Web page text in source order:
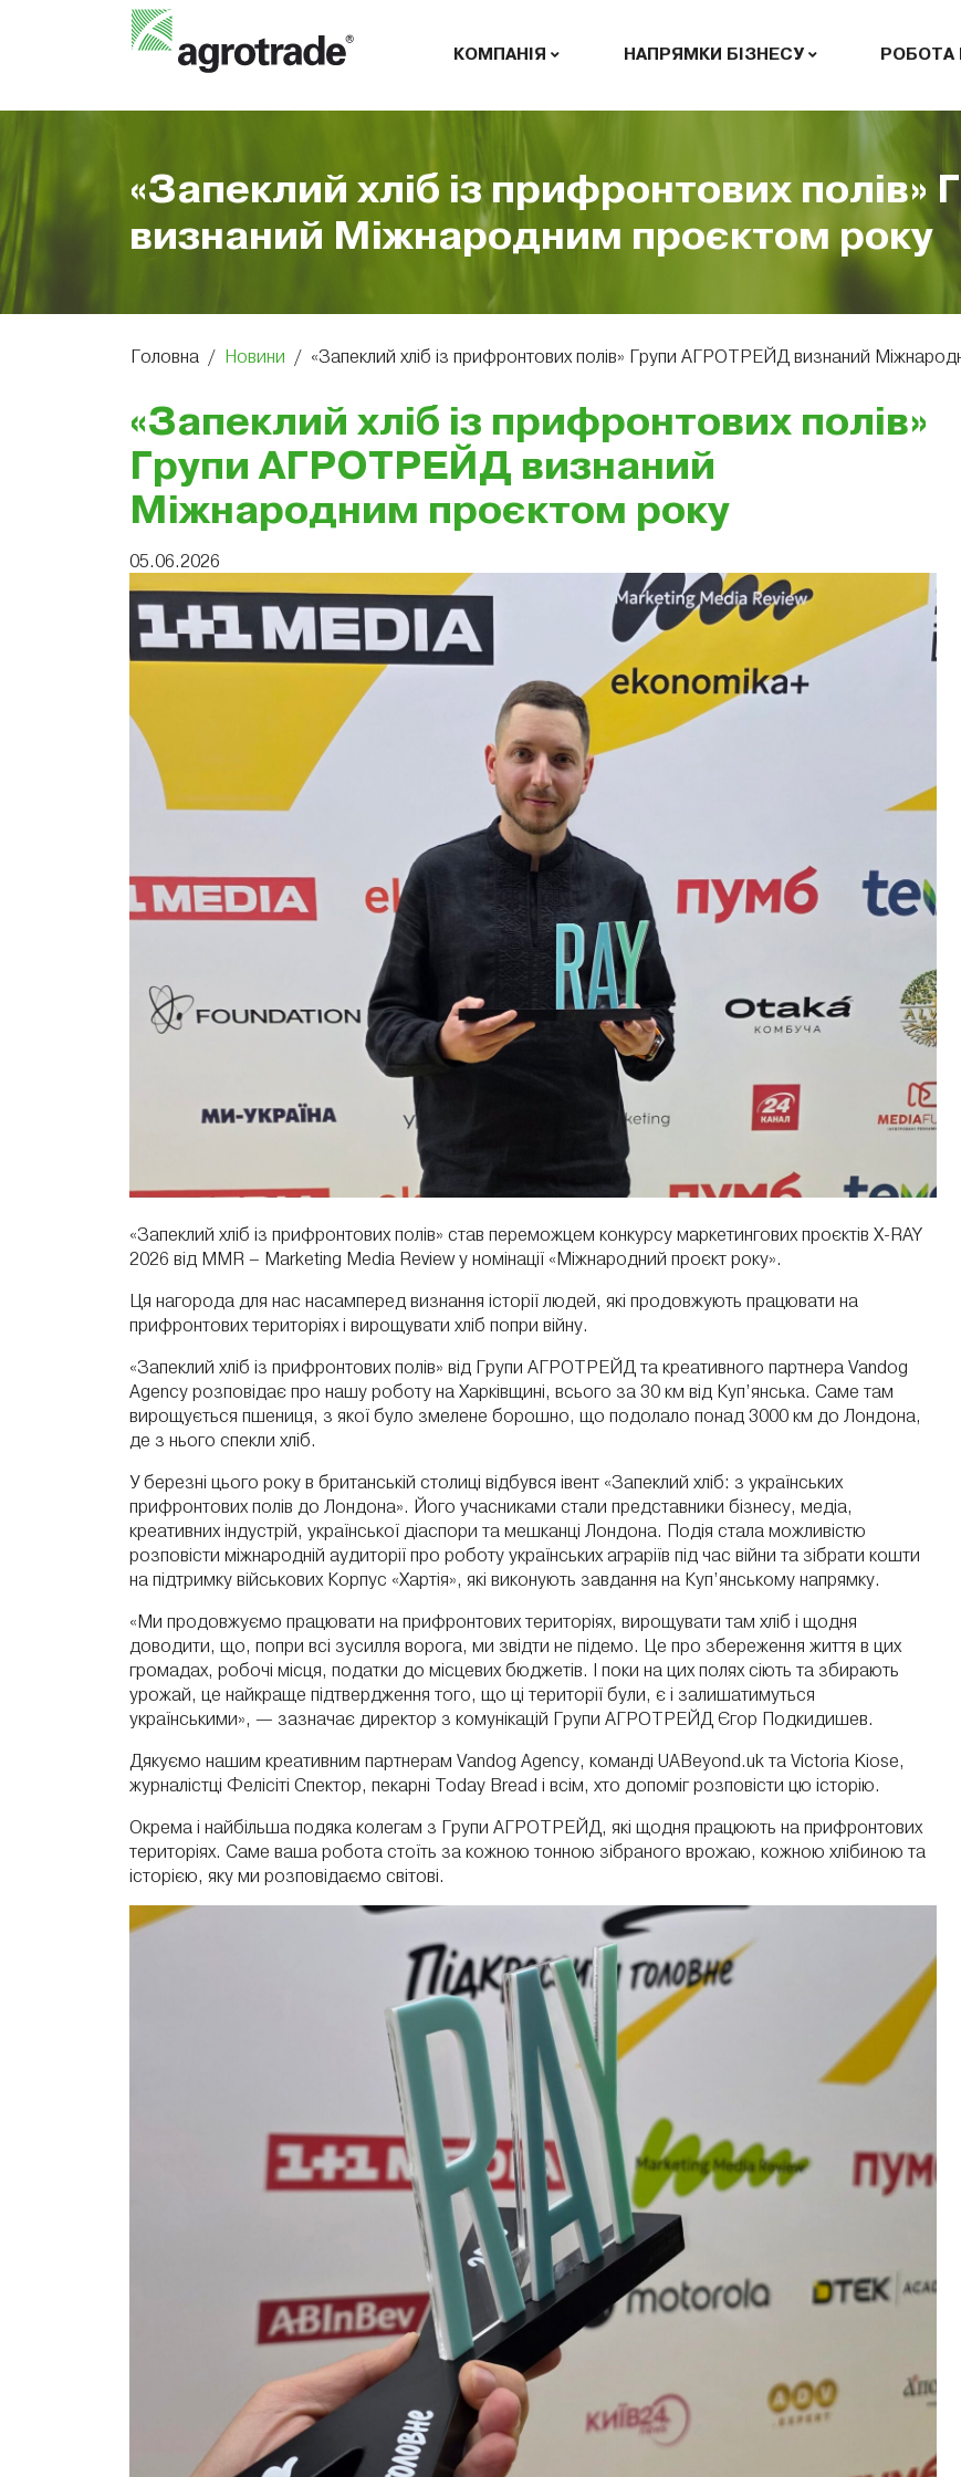
КОМПАНІЯ НАПРЯМКИ БІЗНЕСУ РОБОТА
«Запеклий хліб із прифронтових
визнаний Міжнародним проєктом року
Головна / Новини / «Запеклий хліб із прифронтових полів» Групи АГРОТРЕЙД визнаний
«Запеклий хліб із прифронтових полів»
Групи АГРОТРЕЙД визнаний
Міжнародним проєктом року
05.06.2026
«Запеклий хліб із прифронтових полів» став переможцем конкурсу маркетингових проєктів X-RAY
2026 від MMR – Marketing Media Reviewу номінації «Міжнародний проєкт року».
Ця нагорода для нас насамперед визнання історії людей, які продовжують працювати на
прифронтових територіях і вирощувати хліб попри війну.
«Запеклий хліб із прифронтових полів» від Групи АГРОТРЕЙД та креативного партнера Vandog
Agency розповідає про нашу роботу на Харківщині, всього за 30 км від Куп’янська. Саме там
вирощується пшениця, з якої було змелене борошно, що подолало понад 3000 км до Лондона,
де з нього спекли хліб.
У березні цього року в британській столиці відбувся івент «Запеклий хліб: з українських
прифронтових полів до Лондона». Його учасниками стали представники бізнесу, медіа,
креативних індустрій, української діаспори та мешканці Лондона. Подія стала можливістю
розповісти міжнародній аудиторії про роботу українських аграріїв під час війни та зібрати кошти
на підтримку військових Корпус «Хартія», які виконують завдання на Куп’янському напрямку.
«Ми продовжуємо працювати на прифронтових територіях, вирощувати там хліб і щодня
доводити, що, попри всі зусилля ворога, ми звідти не підемо. Це про збереження життя в цих
громадах, робочі місця, податки до місцевих бюджетів. І поки на цих полях сіють та збирають
урожай, це найкраще підтвердження того, що ці території були, є і залишатимуться
українськими», — зазначає директор з комунікацій Групи АГРОТРЕЙД Єгор Подкидишев.
Дякуємо нашим креативним партнерам Vandog Agency, команді UABeyond.uk та Victoria Kiose,
журналістці Фелісіті Спектор, пекарні Today Bread і всім, хто допоміг розповісти цю історію.
Окрема і найбільша подяка колегам з Групи АГРОТРЕЙД, які щодня працюють на прифронтових
територіях. Саме ваша робота стоїть за кожною тонною зібраного врожаю, кожною хлібиною та
історією, яку ми розповідаємо світові.